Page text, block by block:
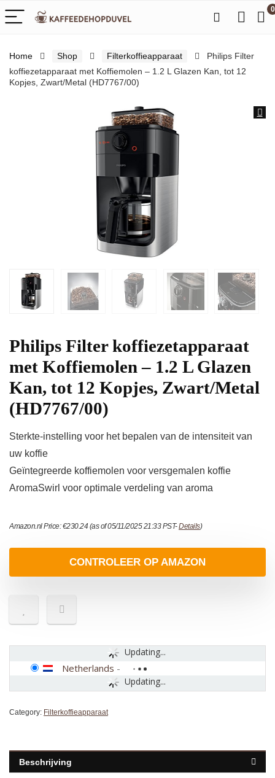
0
Home Shop Filterkoffieapparaat
Philips Filter
koffiezetapparaat met Koffiemolen – 1.2 L Glazen Kan, tot 12
Kopjes, Zwart/Metal (HD7767/00)
Philips Filter koffiezetapparaat
met Koffiemolen – 1.2 L Glazen
Kan, tot 12 Kopjes, Zwart/Metal
(HD7767/00)
Sterkte-instelling voor het bepalen van de intensiteit van
uw koffie
Geïntegreerde koffiemolen voor versgemalen koffie
AromaSwirl voor optimale verdeling van aroma
Amazon.nl Price:€230.24(as of 05/11/2025 21:33 PST-Details)
CONTROLEER OP AMAZON
Updating...
Updating...
Netherlands -
Category: Filterkoffieapparaat
Beschrijving